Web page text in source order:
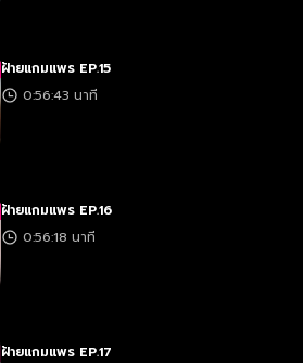
ฝ้ายแกมแพร EP.15
0:56:43 นาที
ฝ้ายแกมแพร EP.16
0:56:18 นาที
ฝ้ายแกมแพร EP.17